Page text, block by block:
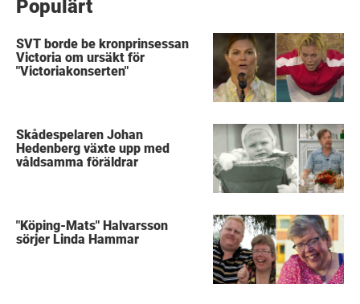
Populärt
SVT borde be kronprinsessan
Victoria om ursäkt för
"Victoriakonserten"
Skådespelaren Johan
Hedenberg växte upp med
våldsamma föräldrar
"Köping-Mats" Halvarsson
sörjer Linda Hammar